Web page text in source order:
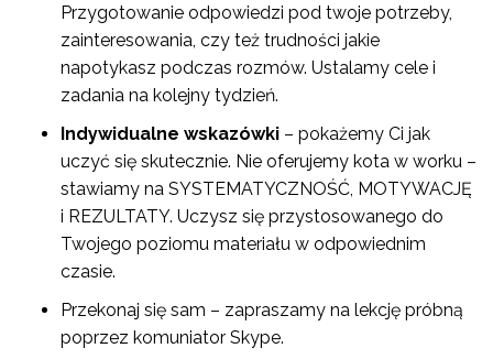
Przygotowanie odpowiedzi pod twoje potrzeby,
zainteresowania, czy też trudności jakie
napotykasz podczas rozmów. Ustalamy cele i
zadania na kolejny tydzień.
Indywidualne wskazówki – pokażemy Ci jak
uczyć się skutecznie. Nie oferujemy kota w worku –
stawiamy na SYSTEMATYCZNOŚĆ, MOTYWACJĘ
i REZULTATY. Uczysz się przystosowanego do
Twojego poziomu materiału w odpowiednim
czasie.
Przekonaj się sam – zapraszamy na lekcję próbną
poprzez komuniator Skype.